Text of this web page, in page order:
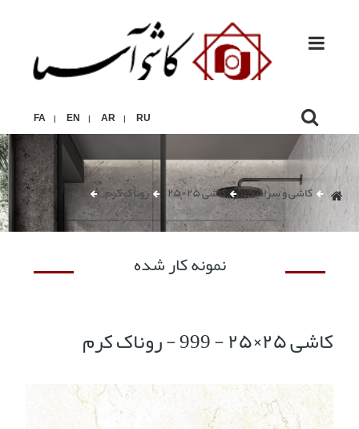
FA | EN | AR | RU
کاشی و سرامیک کاشی ۲۵×۲۵ روناک کرم
نمونه کار شده
کاشی ۲۵×۲۵ - 999 - روناک کرم